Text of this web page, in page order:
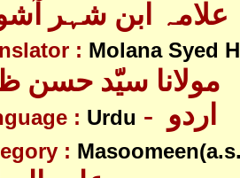
علامہ ابن شہر
: Molana Syed
مولانا سیّد حسن
: Urdu
: